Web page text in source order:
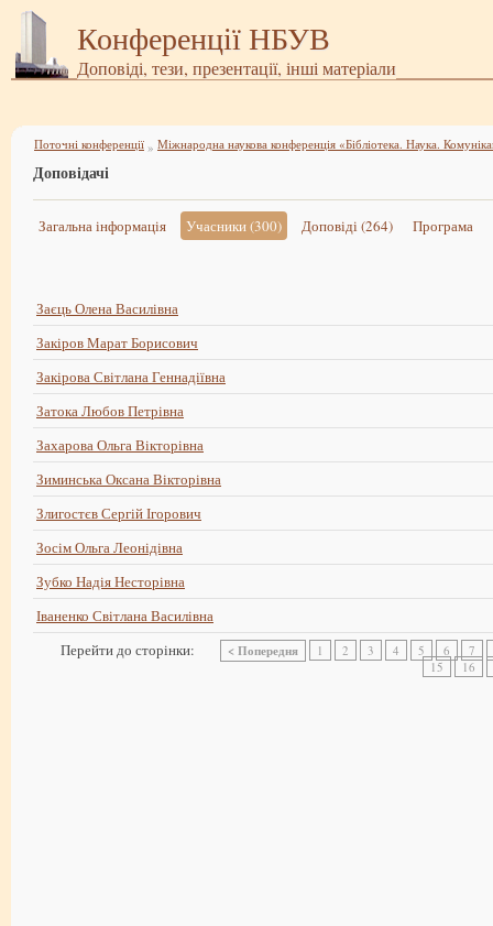
Конференції НБУВ
Доповіді, тези, презентації, інші матеріали
Поточні конференції »
Доповідачі
Загальна інформація Учасники (300) Доповіді (264) Програма
Заєць Олена Василівна
Закіров Марат Борисович
Закірова Світлана Геннадіївна
Затока Любов Петрівна
Захарова Ольга Вікторівна
Зиминська Оксана Вікторівна
Злигостєв Сергій Ігорович
Зосім Ольга Леонідівна
Зубко Надія Несторівна
Іваненко Світлана Василівна
Перейти до сторінки:
< Попередня 1 2 3 4 5 6
7
15
16